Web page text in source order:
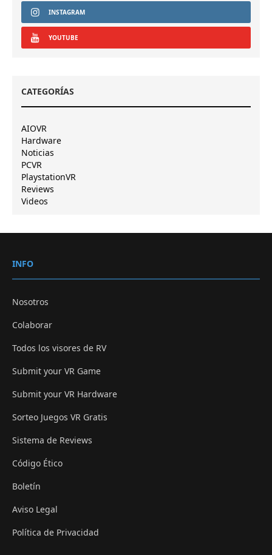
INSTAGRAM
YOUTUBE
CATEGORÍAS
AIOVR
Hardware
Noticias
PCVR
PlaystationVR
Reviews
Videos
INFO
Nosotros
Colaborar
Todos los visores de RV
Submit your VR Game
Submit your VR Hardware
Sorteo Juegos VR Gratis
Sistema de Reviews
Código Ético
Boletín
Aviso Legal
Política de Privacidad